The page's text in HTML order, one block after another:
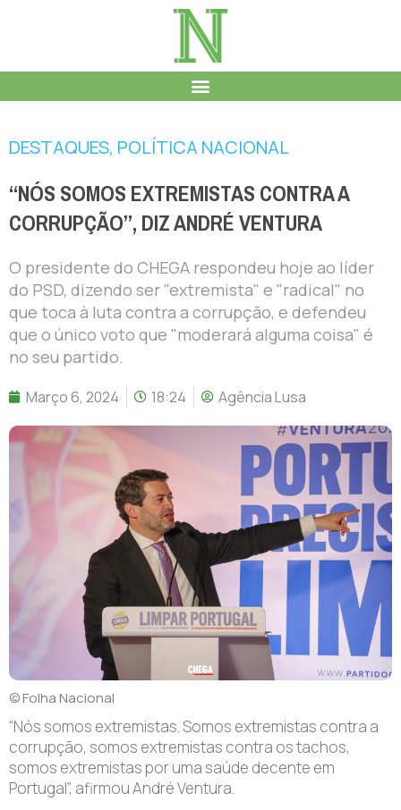
DESTAQUES, POLÍTICA NACIONAL
“NÓS SOMOS EXTREMISTAS CONTRA A
CORRUPÇÃO”, DIZ ANDRÉ VENTURA
O presidente do CHEGA respondeu hoje ao líder
do PSD, dizendo ser "extremista" e "radical" no
que toca à luta contra a corrupção, e defendeu
que o único voto que "moderará alguma coisa" é
no seu partido.
Março 6, 2024 18:24 Agência Lusa
© Folha Nacional
“Nós somos extremistas. Somos extremistas contra a
corrupção, somos extremistas contra os tachos,
somos extremistas por uma saúde decente em
Portugal”, afirmou André Ventura.